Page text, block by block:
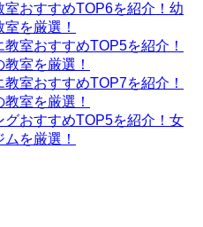
おすすめTOP6を紹介！幼
を厳選！
室おすすめTOP5を紹介！
室を厳選！
室おすすめTOP7を紹介！
室を厳選！
おすすめTOP5を紹介！女
を厳選！